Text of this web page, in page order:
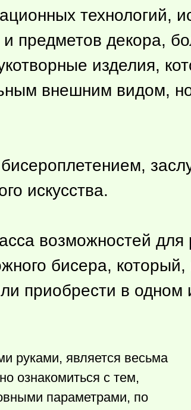
технологий,
предметов декора,
изделия,
внешним видом,
искусства.
возможностей для
бисера, который,
приобрести в
руками, является весьма
ознакомиться с тем,
параметрами, по